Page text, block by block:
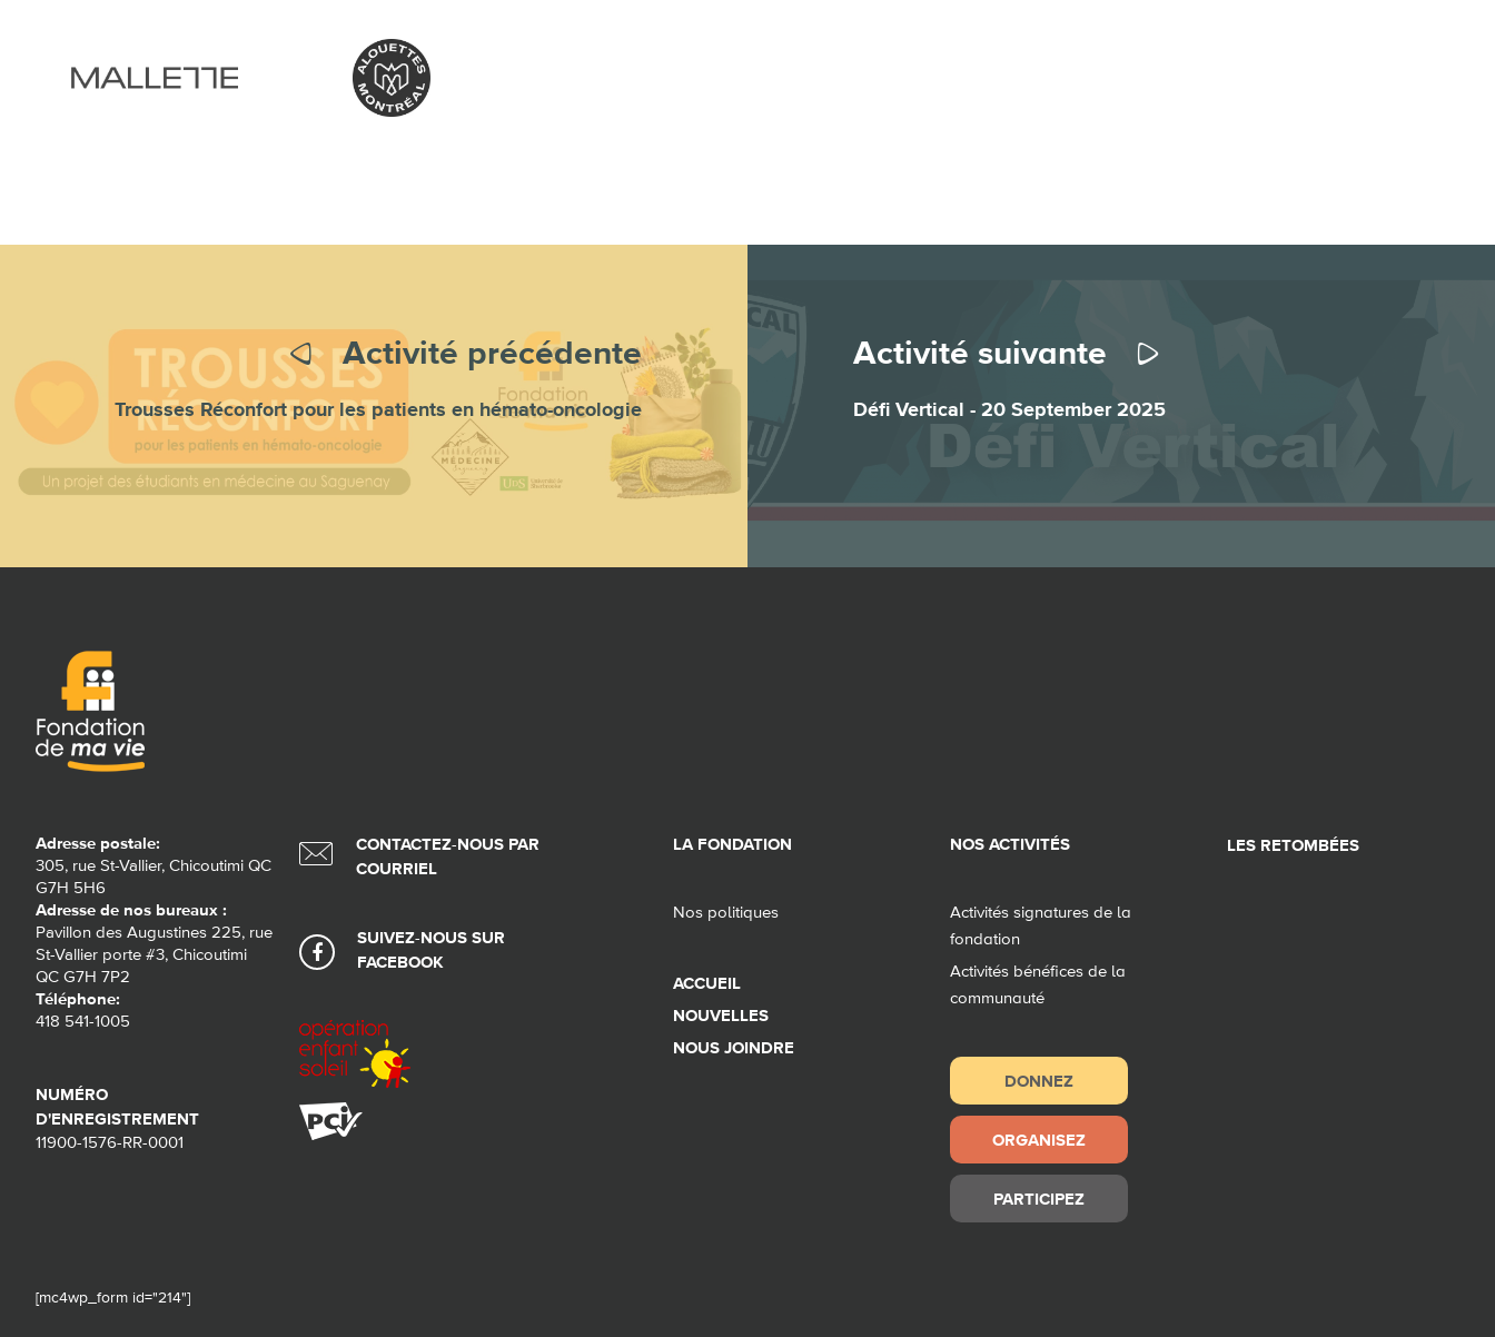
Activité précédente
Trousses Réconfort pour les patients en hémato-oncologie
Activité suivante
Défi Vertical - 20 September 2025
Adresse postale:
305, rue St-Vallier, Chicoutimi QC
G7H 5H6
Adresse de nos bureaux :
Pavillon des Augustines 225, rue
St-Vallier porte #3, Chicoutimi
QC G7H 7P2
Téléphone:
418 541-1005
NUMÉRO
D'ENREGISTREMENT
11900-1576-RR-0001
CONTACTEZ-NOUS PAR
COURRIEL
SUIVEZ-NOUS SUR
FACEBOOK
[mc4wp_form id="214"]
LA FONDATION
Nos politiques
ACCUEIL
NOUVELLES
NOUS JOINDRE
NOS ACTIVITÉS
Activités signatures de la
fondation
Activités bénéfices de la
communauté
DONNEZ
ORGANISEZ
PARTICIPEZ
LES RETOMBÉES